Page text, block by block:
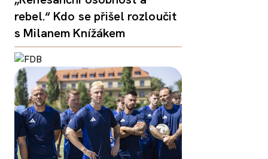
rebel.“ Kdo se přišel rozloučit
s Milanem Knížákem